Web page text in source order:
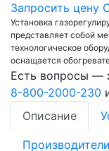
Запросить цену
Установка
представляет собой
технологическое
оснащается
Есть вопросы —
8-800-2000-230
Описание
Производители